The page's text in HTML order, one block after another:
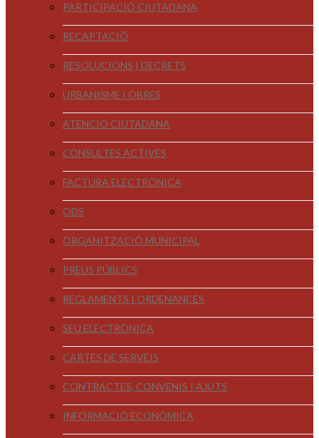
PARTICIPACIÓ CIUTADANA
RECAPTACIÓ
RESOLUCIONS I DECRETS
URBANISME I OBRES
ATENCIÓ CIUTADANA
CONSULTES ACTIVES
FACTURA ELECTRÒNICA
ODS
ORGANITZACIÓ MUNICIPAL
PREUS PÚBLICS
REGLAMENTS I ORDENANCES
SEU ELECTRÒNICA
CARTES DE SERVEIS
CONTRACTES, CONVENIS I AJUTS
INFORMACIÓ ECONÒMICA